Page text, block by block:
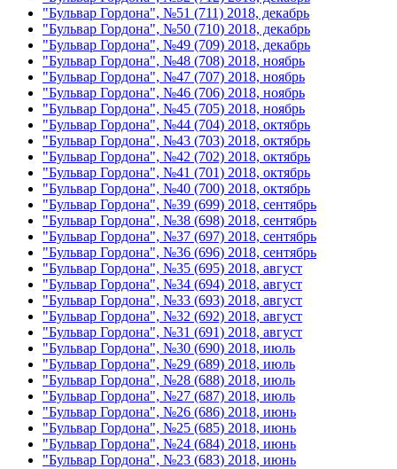
"Бульвар Гордона", №51 (711) 2018, декабрь
"Бульвар Гордона", №50 (710) 2018, декабрь
"Бульвар Гордона", №49 (709) 2018, декабрь
"Бульвар Гордона", №48 (708) 2018, ноябрь
"Бульвар Гордона", №47 (707) 2018, ноябрь
"Бульвар Гордона", №46 (706) 2018, ноябрь
"Бульвар Гордона", №45 (705) 2018, ноябрь
"Бульвар Гордона", №44 (704) 2018, октябрь
"Бульвар Гордона", №43 (703) 2018, октябрь
"Бульвар Гордона", №42 (702) 2018, октябрь
"Бульвар Гордона", №41 (701) 2018, октябрь
"Бульвар Гордона", №40 (700) 2018, октябрь
"Бульвар Гордона", №39 (699) 2018, сентябрь
"Бульвар Гордона", №38 (698) 2018, сентябрь
"Бульвар Гордона", №37 (697) 2018, сентябрь
"Бульвар Гордона", №36 (696) 2018, сентябрь
"Бульвар Гордона", №35 (695) 2018, август
"Бульвар Гордона", №34 (694) 2018, август
"Бульвар Гордона", №33 (693) 2018, август
"Бульвар Гордона", №32 (692) 2018, август
"Бульвар Гордона", №31 (691) 2018, август
"Бульвар Гордона", №30 (690) 2018, июль
"Бульвар Гордона", №29 (689) 2018, июль
"Бульвар Гордона", №28 (688) 2018, июль
"Бульвар Гордона", №27 (687) 2018, июль
"Бульвар Гордона", №26 (686) 2018, июнь
"Бульвар Гордона", №25 (685) 2018, июнь
"Бульвар Гордона", №24 (684) 2018, июнь
"Бульвар Гордона", №23 (683) 2018, июнь